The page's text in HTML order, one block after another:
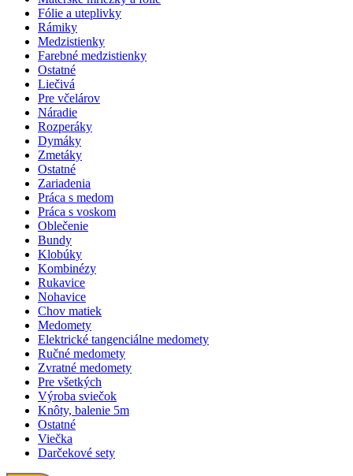
Fólie a uteplivky
Rámiky
Medzistienky
Farebné medzistienky
Ostatné
Liečivá
Pre včelárov
Náradie
Rozperáky
Dymáky
Zmetáky
Ostatné
Zariadenia
Práca s medom
Práca s voskom
Oblečenie
Bundy
Klobúky
Kombinézy
Rukavice
Nohavice
Chov matiek
Medomety
Elektrické tangenciálne medomety
Ručné medomety
Zvratné medomety
Pre všetkých
Výroba sviečok
Knôty, balenie 5m
Ostatné
Viečka
Darčekové sety